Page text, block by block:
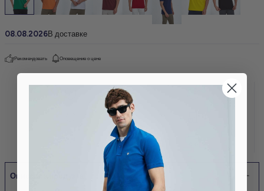
08.08.2026В доставке
Рекомендовать Оповещение о цене
Описание продукта